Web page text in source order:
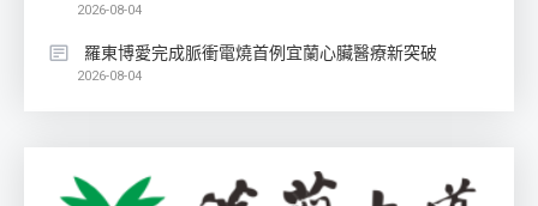
2026-08-04
羅東博愛完成脈衝電燒首例宜蘭心臟醫療新突破
2026-08-04